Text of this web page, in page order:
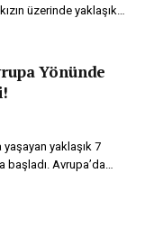
üzerinde yaklaşık…
Yönünde
yaklaşık 7
Avrupa’da…